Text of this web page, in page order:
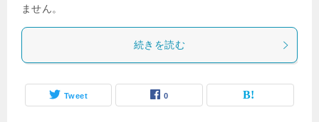
ません。
続きを読む
Tweet 0